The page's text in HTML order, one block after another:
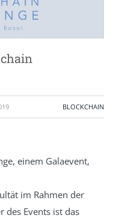
BLOCKCHAIN
einem Galaevent,
im Rahmen der
des Events ist das